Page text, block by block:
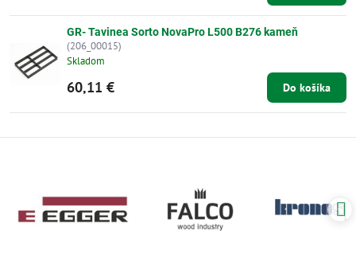
GR- Tavinea Sorto NovaPro L500 B276 kameň
(206_00015)
Skladom
60,11 € Do košíka